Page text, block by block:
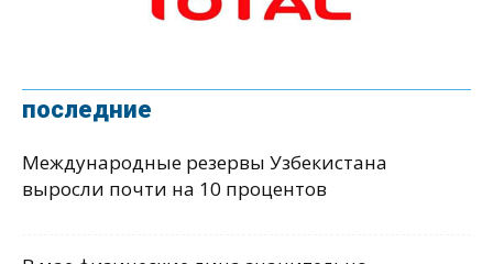
последние
Международные резервы Узбекистана
выросли почти на 10 процентов